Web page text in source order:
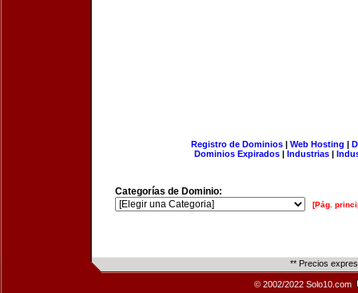
Registro de Dominios| Web Hosting |
Dominios Expirados | Industrias |
Categorías de Dominio:
[Pág.
** Precios
© 2002/2022 Solo10.com